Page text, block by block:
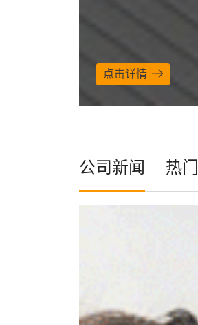
点击详情
公司新闻 热